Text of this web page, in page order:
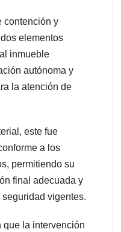
contención y
elementos
inmueble
autónoma y
la atención de
este fue
a los
permitiendo su
final adecuada y
vigentes.
que la intervención